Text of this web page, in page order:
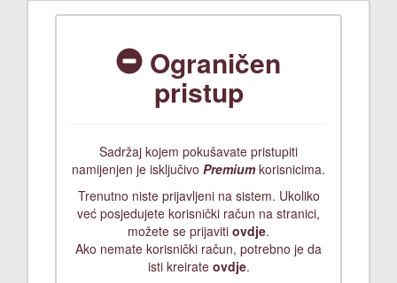
Ograničen
pristup
Sadržaj kojem pokušavate pristupiti
namijenjen je isključivo Premiumkorisnicima.
Trenutno niste prijavljeni na sistem. Ukoliko
već posjedujete korisnički račun na stranici,
možete se prijaviti ovdje.
Ako nemate korisnički račun, potrebno je da
isti kreirate ovdje.